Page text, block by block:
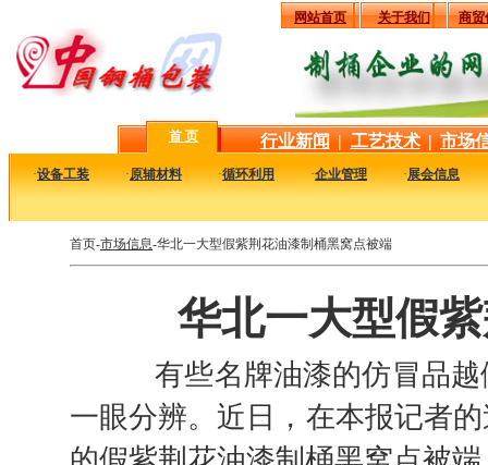
网站首页 关于我们 商贸
首 页 行业新闻 | 工艺技术 | 市场
·设备工装 ·原辅材料 ·循环利用 ·企业管理 ·展会信息
首页-市场信息-华北一大型假紫荆花油漆制桶黑窝点被端
华北一大型假
有些名牌油漆的仿冒品越
一眼分辨。近日，在本报记者